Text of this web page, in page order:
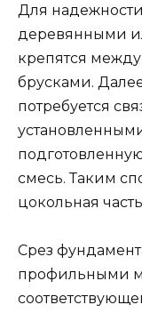
Для
деревянными
крепятся
брусками.
потребуется
смесь. Таким
цокольная
Срез
профильными